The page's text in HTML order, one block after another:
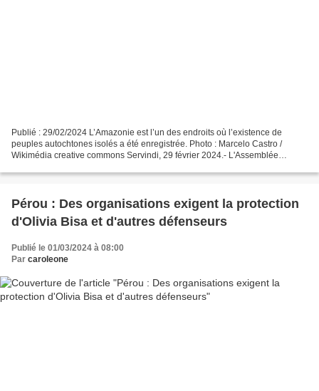
Publié : 29/02/2024 L’Amazonie est l’un des endroits où l’existence de
peuples autochtones isolés a été enregistrée. Photo : Marcelo Castro /
Wikimédia creative commons Servindi, 29 février 2024.- L'Assemblée
Pérou : Des organisations exigent la protection
d'Olivia Bisa et d'autres défenseurs
Publié le 01/03/2024 à 08:00
Par caroleone